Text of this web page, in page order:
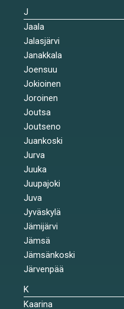
J
Jaala
Jalasjärvi
Janakkala
Joensuu
Jokioinen
Joroinen
Joutsa
Joutseno
Juankoski
Jurva
Juuka
Juupajoki
Juva
Jyväskylä
Jämijärvi
Jämsä
Jämsänkoski
Järvenpää
K
Kaarina